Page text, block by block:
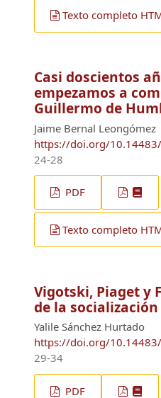
Texto completo
Casi doscientos
empezamos a
Guillermo de
Jaime Bernal Leongómez
https://doi.org/
24-28
PDF
Texto completo
Vigotski, Piaget y
de la socialización
Yalile Sánchez Hurtado
https://doi.org/
29-34
PDF